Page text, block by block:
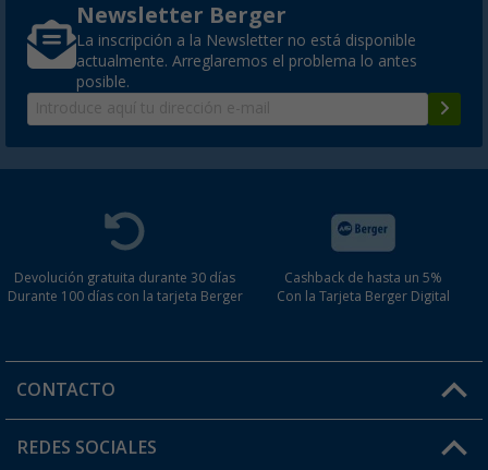
Newsletter Berger
La inscripción a la Newsletter no está disponible
actualmente. Arreglaremos el problema lo antes
posible.
Devolución gratuita durante 30 días
Durante 100 días con la tarjeta Berger
Cashback de hasta un 5%
Con la Tarjeta Berger Digital
CONTACTO
Horario de atención al cliente:
REDES SOCIALES